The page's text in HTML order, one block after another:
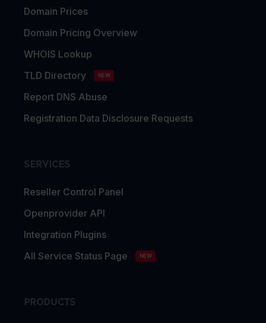
Domain Prices
Domain Pricing Overview
WHOIS Lookup
TLD Directory
NEW
Report DNS Abuse
Registration Data Disclosure Requests
SERVICES
Reseller Control Panel
Openprovider API
Integration Plugins
All Service Status Page
NEW
PRODUCTS